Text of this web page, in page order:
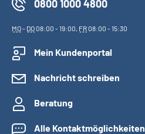
0800 1000 4800
MO- DO08:00 - 19:00, FR08:00 - 15:30
Mein Kundenportal
Nachricht schreiben
Beratung
Alle Kontaktmöglichkeiten